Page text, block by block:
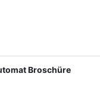
Broschüre